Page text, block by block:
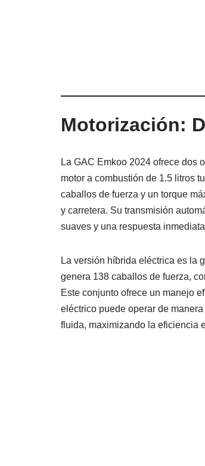
Motorización:
La GAC Emkoo 2024 ofrece dos
motor a combustión de 1.5 litros
caballos de fuerza y un torque
y carretera. Su transmisión
suaves y una respuesta
La versión híbrida eléctrica es la
genera 138 caballos de fuerza,
Este conjunto ofrece un manejo
eléctrico puede operar de
fluida, maximizando la eficiencia